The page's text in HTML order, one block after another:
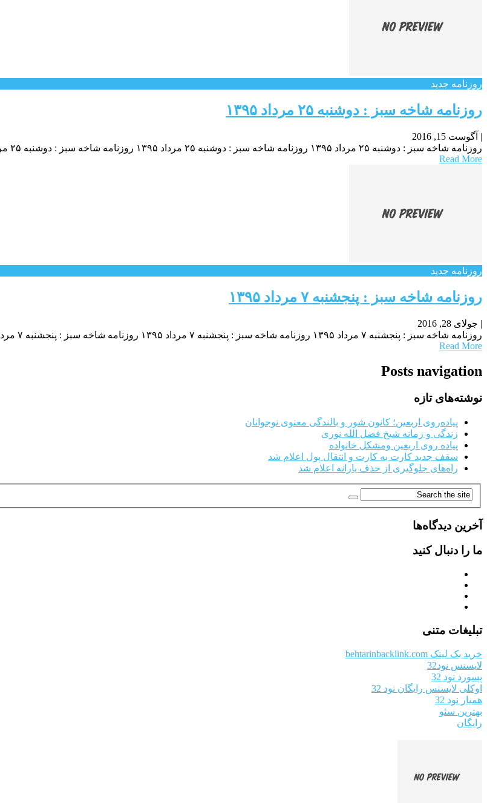
روزنامه جدید
روزنامه شاخه سبز : دوشنبه ۲۵ مرداد ۱۳۹۵
| آگوست 15, 2016
روزنامه شاخه سبز : دوشنبه ۲۵ مرداد ۱۳۹۵ روزنامه شاخه سبز : دوشنبه ۲۵ مرداد ۱۳۹۵ روزنامه شاخه سبز : دوشنبه ۲۵ مرداد ۱۳۹۵ موزیک جوان
Read More
روزنامه جدید
روزنامه شاخه سبز : پنجشنبه ۷ مرداد ۱۳۹۵
| جولای 28, 2016
روزنامه شاخه سبز : پنجشنبه ۷ مرداد ۱۳۹۵ روزنامه شاخه سبز : پنجشنبه ۷ مرداد ۱۳۹۵ روزنامه شاخه سبز : پنجشنبه ۷ مرداد ۱۳۹۵ پرس نیوز
Read More
Posts navigation
نوشته‌های تازه
پیاده‌روی اربعین؛ کانون شور و بالندگی معنوی نوجوانان
زندگی و زمانه شیخ فضل الله نوری
پیاده روی اربعین ومشکل خانواده
سقف جدید کارت به کارت و انتقال پول اعلام شد
راه‌های جلوگیری از حذف یارانه اعلام شد
آخرین دیدگاه‌ها
ما را دنبال کنید
تبلیغات متنی
خرید بک لینک behtarinbacklink.com
لایسنس نود32
پسورد نود 32
اوکلی لایسنس رایگان نود 32
همیار نود 32
بهترین سئو
رایگان